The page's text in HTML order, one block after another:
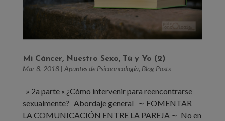
Mi Cáncer, Nuestro Sexo, Tú y Yo (2)
Mar 8, 2018| Apuntes de Psicooncología, Blog Posts
» 2a parte « ¿Cómo intervenir para reencontrarse
sexualmente? Abordaje general ∼ FOMENTAR
LA COMUNICACIÓN ENTRE LA PAREJA ∼ No en